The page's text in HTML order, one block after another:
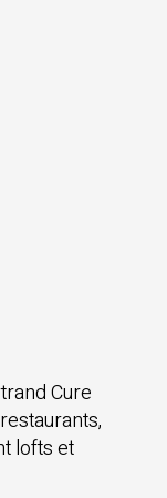
Cure
lofts et